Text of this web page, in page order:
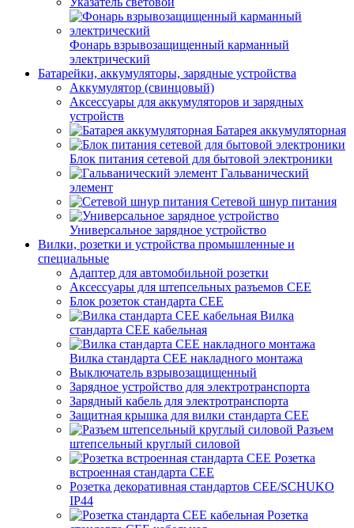
Фонарь взрывозащищенный карманный
электрический
Батарейки, аккумуляторы, зарядные устройства
Аккумулятор (свинцовый)
Аксессуары для аккумуляторов и зарядных
устройств
Батарея аккумуляторная
Блок питания сетевой для бытовой электроники
Гальванический
элемент
Сетевой шнур питания
Универсальное зарядное устройство
Вилки, розетки и устройства промышленные и
специальные
Адаптер для автомобильной розетки
Аксессуары для штепсельных разъемов CEE
Блок розеток стандарта CEE
Вилка
стандарта CEE кабельная
Вилка стандарта CEE накладного монтажа
Выключатель взрывозащищенный
Зарядное устройство для электротранспорта
Зарядный кабель для электротранспорта
Защитная крышка для вилки стандарта CEE
Разъем
штепсельный круглый силовой
Розетка
встроенная стандарта CEE
Розетка декоративная стандартов CEE/SCHUKO
IP44
Розетка